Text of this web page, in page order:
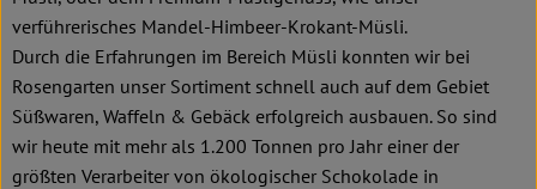
verführerisches Mandel-Himbeer-Krokant-Müsli.
Durch die Erfahrungen im Bereich Müsli konnten wir bei
Rosengarten unser Sortiment schnell auch auf dem Gebiet
Süßwaren, Waffeln & Gebäck erfolgreich ausbauen. So sind
wir heute mit mehr als 1.200 Tonnen pro Jahr einer der
größten Verarbeiter von ökologischer Schokolade in